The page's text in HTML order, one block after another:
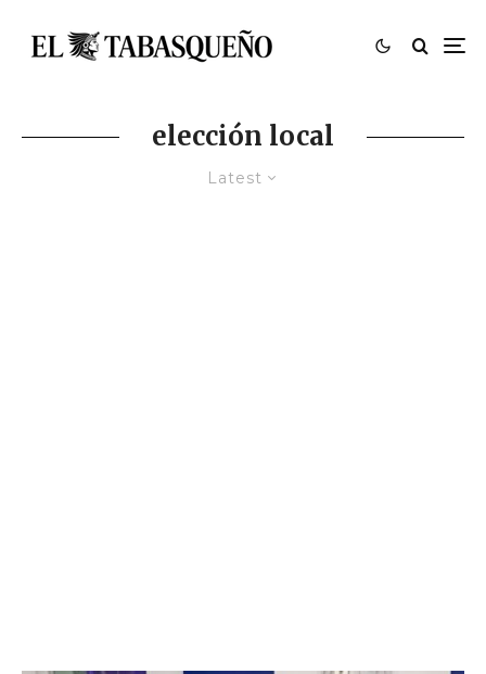
elección local
Latest